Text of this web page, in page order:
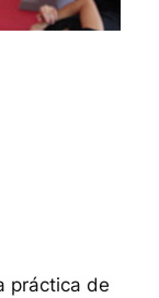
práctica de